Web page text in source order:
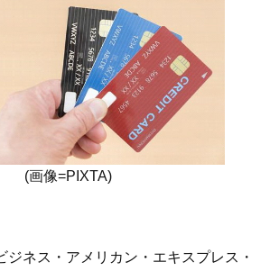
(画像=PIXTA)
ジネス・アメリカン・エキスプレス・